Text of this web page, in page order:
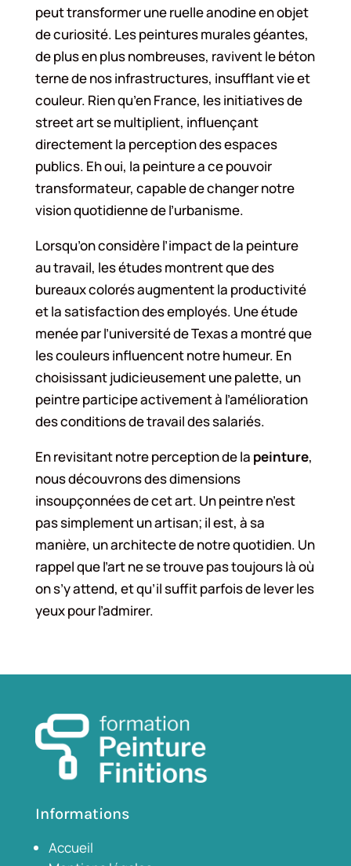
peut transformer une ruelle anodine en objet
de curiosité. Les peintures murales géantes,
de plus en plus nombreuses, ravivent le béton
terne de nos infrastructures, insufflant vie et
couleur. Rien qu’en France, les initiatives de
street art se multiplient, influençant
directement la perception des espaces
publics. Eh oui, la peinture a ce pouvoir
transformateur, capable de changer notre
vision quotidienne de l’urbanisme.
Lorsqu’on considère l’impact de la peinture
au travail, les études montrent que des
bureaux colorés augmentent la productivité
et la satisfaction des employés. Une étude
menée par l’université de Texas a montré que
les couleurs influencent notre humeur. En
choisissant judicieusement une palette, un
peintre participe activement à l’amélioration
des conditions de travail des salariés.
En revisitant notre perception de la peinture,
nous découvrons des dimensions
insoupçonnées de cet art. Un peintre n’est
pas simplement un artisan; il est, à sa
manière, un architecte de notre quotidien. Un
rappel que l’art ne se trouve pas toujours là où
on s’y attend, et qu’il suffit parfois de lever les
yeux pour l’admirer.
Informations
Accueil